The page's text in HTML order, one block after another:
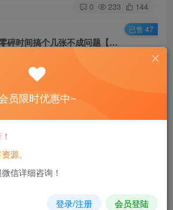
0 233 144
快手全新玩法，每天零碎时间搞个几张不成问题【揭秘】
8.8
费
未登录！建议登陆后购买，可保存购买订单
已售 47
几张不成问题【揭秘】
员限时优惠中~
源。
信详细咨询！
登录/注册 会员登陆